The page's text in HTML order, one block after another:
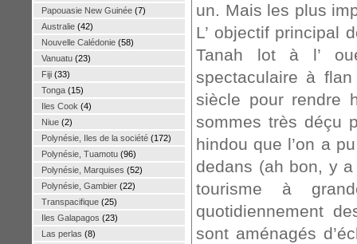
un. Mais les plus
L’ objectif principal
Tanah lot à l’
spectaculaire à
siècle pour rendre
sommes très déçu
hindou que l’on a
dedans (ah bon, y
tourisme à
quotidiennement
sont aménagés
Papouasie New Guinée (7)
Australie (42)
Nouvelle Calédonie (58)
Vanuatu (23)
Fiji (33)
Tonga (15)
Iles Cook (4)
Niue (2)
Polynésie, Iles de la société (172)
Polynésie, Tuamotu (96)
Polynésie, Marquises (52)
Polynésie, Gambier (22)
Transpacifique (25)
Iles Galapagos (23)
Las perlas (8)